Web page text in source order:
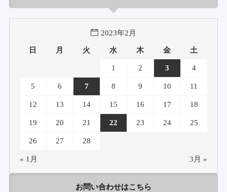
2023年2月
日 月 火 水 木 金 土
1 2 3 4
5 6 7 8 9 10 11
12 13 14 15 16 17 18
19 20 21 22 23 24 25
26 27 28
« 1月 3月 »
お問い合わせはこちら